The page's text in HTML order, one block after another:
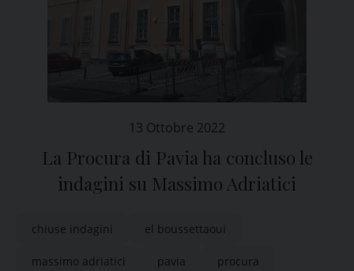
13 Ottobre 2022
La Procura di Pavia ha concluso le
indagini su Massimo Adriatici
chiuse indagini el boussettaoui
massimo adriatici pavia procura